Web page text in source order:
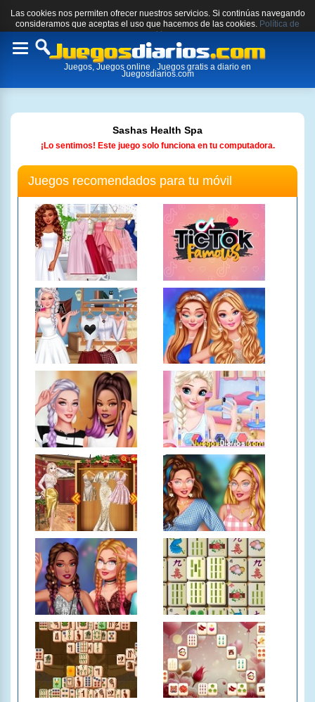
Las cookies nos permiten ofrecer nuestros servicios. Si continúas navegando
consideramos que aceptas el uso que hacemos de las cookies. Política de
cookies.
Toggle
Juegos, Juegos online , Juegos gratis a diario en
Juegosdiarios.com
Sashas Health Spa
¡Lo sentimos! Este juego solo funciona en tu computadora.
Juegos recomendados para tu móvil